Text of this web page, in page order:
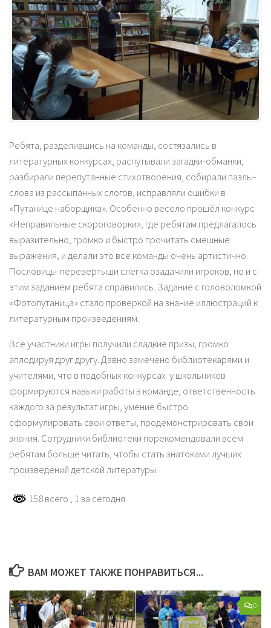
Ребята, разделившись на команды, состязались в
литературных конкурсах, распутывали загадки-обманки,
разбирали перепутанные стихотворения, собирали пазлы-
слова из рассыпанных слогов, исправляли ошибки в
«Путанице наборщика». Особенно весело прошёл конкурс
«Неправильные скороговорки», где ребятам предлагалось
выразительно, громко и быстро прочитать смешные
выражения, и делали это все команды очень артистично.
Пословицы-перевертыши слегка озадачили игроков, но и с
этим заданием ребята справились. Задание с головоломкой
«Фотопутаница» стало проверкой на знание иллюстраций к
литературным произведениям.
Все участники игры получили сладкие призы, громко
аплодируя друг другу. Давно замечено библиотекарями и
учителями, что в подобных конкурсах у школьников
формируются навыки работы в команде, ответственность
каждого за результат игры, умение быстро
сформулировать свои ответы, продемонстрировать свои
знания. Сотрудники библиотеки порекомендовали всем
ребятам больше читать, чтобы стать знатоками лучших
произведений детской литературы.
158 всего , 1 за сегодня
ВАМ МОЖЕТ ТАКЖЕ ПОНРАВИТЬСЯ...
0